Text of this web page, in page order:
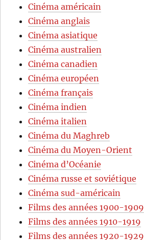
Cinéma américain
Cinéma anglais
Cinéma asiatique
Cinéma australien
Cinéma canadien
Cinéma européen
Cinéma français
Cinéma indien
Cinéma italien
Cinéma du Maghreb
Cinéma du Moyen-Orient
Cinéma d’Océanie
Cinéma russe et soviétique
Cinéma sud-américain
Films des années 1900-1909
Films des années 1910-1919
Films des années 1920-1929